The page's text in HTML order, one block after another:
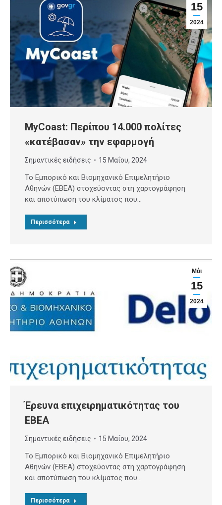
15
2024
MyCoast: Περίπου 14.000 πολίτες
«κατέβασαν» την εφαρμογή
Σημαντικές ειδήσεις 15 Μαΐου, 2024
Το Εμπορικό και Βιομηχανικό Επιμελητήριο
Αθηνών (ΕΒΕΑ) στοχεύοντας στη χαρτογράφηση
και αποτύπωση του κλίματος που…
Περισσότερα
Μάι
15
2024
Έρευνα επιχειρηματικότητας του
ΕΒΕΑ
Σημαντικές ειδήσεις 15 Μαΐου, 2024
Το Εμπορικό και Βιομηχανικό Επιμελητήριο
Αθηνών (ΕΒΕΑ) στοχεύοντας στη χαρτογράφηση
και αποτύπωση του κλίματος που…
Περισσότερα